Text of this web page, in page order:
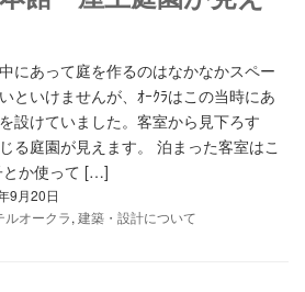
にあって庭を作るのはなかなかスペー
といけませんが、ｵｰｸﾗはこの当時にあ
設けていました。客室から見下ろす
る庭園が見えます。 泊まった客室はこ
とか使って […]
9月20日
ルオークラ, 建築・設計について